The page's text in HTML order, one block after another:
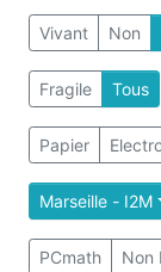
Vivant Non
Fragile Tous
Papier
Marseille - I2M
PCmath Non